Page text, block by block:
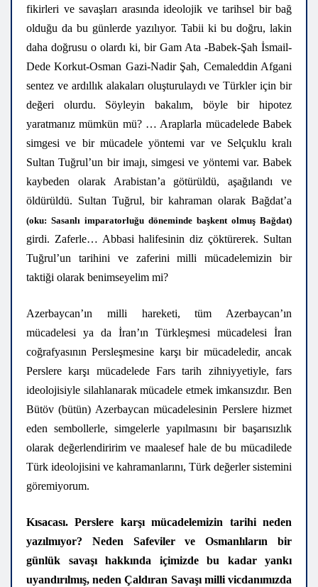
fikirleri ve savaşları arasında ideolojik ve tarihsel bir bağ
olduğu da bu günlerde yazılıyor. Tabii ki bu doğru, lakin
daha doğrusu o olardı ki, bir Gam Ata -Babek-Şah İsmail-
Dede Korkut-Osman Gazi-Nadir Şah, Cemaleddin Afgani
sentez ve ardıllık alakaları oluşturulaydı ve Türkler için bir
değeri olurdu. Söyleyin bakalım, böyle bir hipotez
yaratmanız mümkün mü? … Araplarla mücadelede Babek
simgesi ve bir mücadele yöntemi var ve Selçuklu kralı
Sultan Tuğrul’un bir imajı, simgesi ve yöntemi var. Babek
kaybeden olarak Arabistan’a götürüldü, aşağılandı ve
öldürüldü. Sultan Tuğrul, bir kahraman olarak Bağdat’a
(oku: Sasanlı imparatorluğu döneminde başkent olmuş Bağdat)
girdi. Zaferle… Abbasi halifesinin diz çöktürerek. Sultan
Tuğrul’un tarihini ve zaferini milli mücadelemizin bir
taktiği olarak benimseyelim mi?
Azerbaycan’ın milli hareketi, tüm Azerbaycan’ın
mücadelesi ya da İran’ın Türkleşmesi mücadelesi İran
coğrafyasının Persleşmesine karşı bir mücadeledir, ancak
Perslere karşı mücadelede Fars tarih zihniyyetiyle, fars
ideolojisiyle silahlanarak mücadele etmek imkansızdır. Ben
Bütöv (bütün) Azerbaycan mücadelesinin Perslere hizmet
eden sembollerle, simgelerle yapılmasını bir başarısızlık
olarak değerlendiririm ve maalesef hale de bu mücadilede
Türk ideolojisini ve kahramanlarını, Türk değerler sistemini
göremiyorum.
Kısacası. Perslere karşı mücadelemizin tarihi neden
yazılmıyor? Neden Safeviler ve Osmanlıların bir
günlük savaşı hakkında içimizde bu kadar yankı
uyandırılmış, neden Çaldıran Savaşı milli vicdanımızda